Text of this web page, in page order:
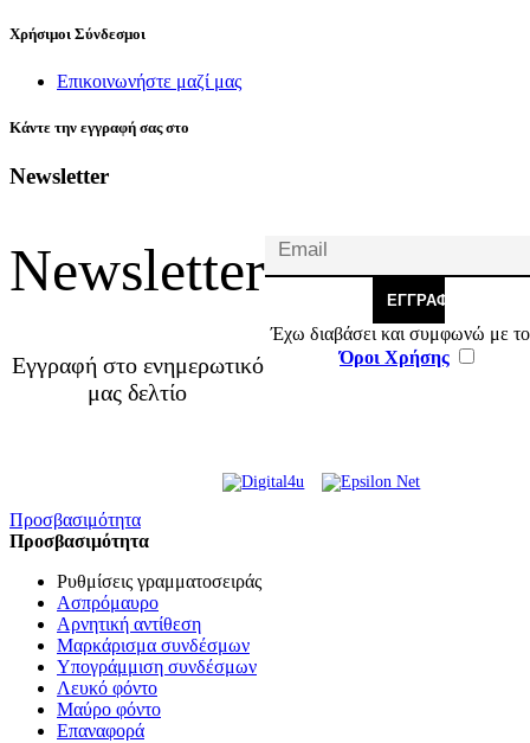
Χρήσιμοι Σύνδεσμοι
Επικοινωνήστε μαζί μας
Κάντε την εγγραφή σας στο
Newsletter
Newsletter
Εγγραφή στο ενημερωτικό
μας δελτίο
ΕΓΓΡΑΦΉ
Έχω διαβάσει και συμφωνώ με
Όροι Χρήσης
Προσβασιμότητα
Προσβασιμότητα
Ρυθμίσεις γραμματοσειράς
Ασπρόμαυρο
Αρνητική αντίθεση
Μαρκάρισμα συνδέσμων
Υπογράμμιση συνδέσμων
Λευκό φόντο
Μαύρο φόντο
Επαναφορά